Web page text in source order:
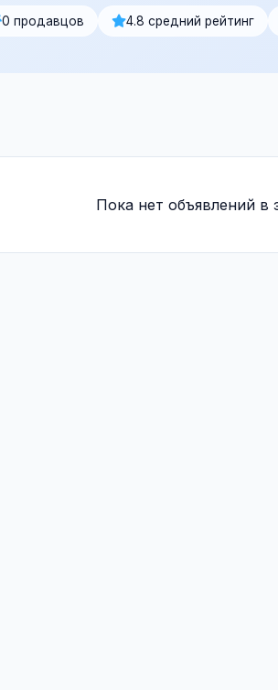
0 продавцов 4.8 средний рейтинг
Пока нет объявлений в